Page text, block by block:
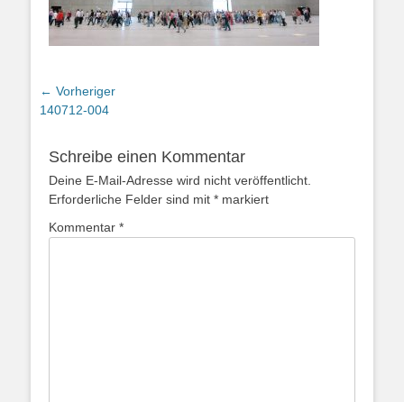
Beitragsnavigation
← Vorheriger
Vorheriger
140712-004
Schreibe einen Kommentar
Deine E-Mail-Adresse wird nicht veröffentlicht.
Erforderliche Felder sind mit * markiert
Kommentar *